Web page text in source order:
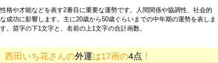
性格や才能などを表す2番目に重要な運勢です。人間関係や協調性、社会的
な成功に影響します。主に20歳から50歳ぐらいまでの中年期の運勢を表しま
す。苗字の下1文字と、名前の上1文字の合計画数。
西田いち花さんの外運は17画の4点 ！